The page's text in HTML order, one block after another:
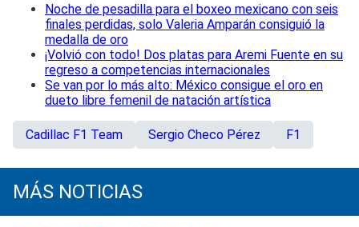
Noche de pesadilla para el boxeo mexicano con seis
finales perdidas, solo Valeria Amparán consiguió la
medalla de oro
¡Volvió con todo! Dos platas para Aremi Fuente en su
regreso a competencias internacionales
Se van por lo más alto: México consigue el oro en
dueto libre femenil de natación artística
Cadillac F1 Team Sergio Checo Pérez F1
MÁS NOTICIAS